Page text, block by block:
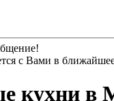
с Вами в
кухни в